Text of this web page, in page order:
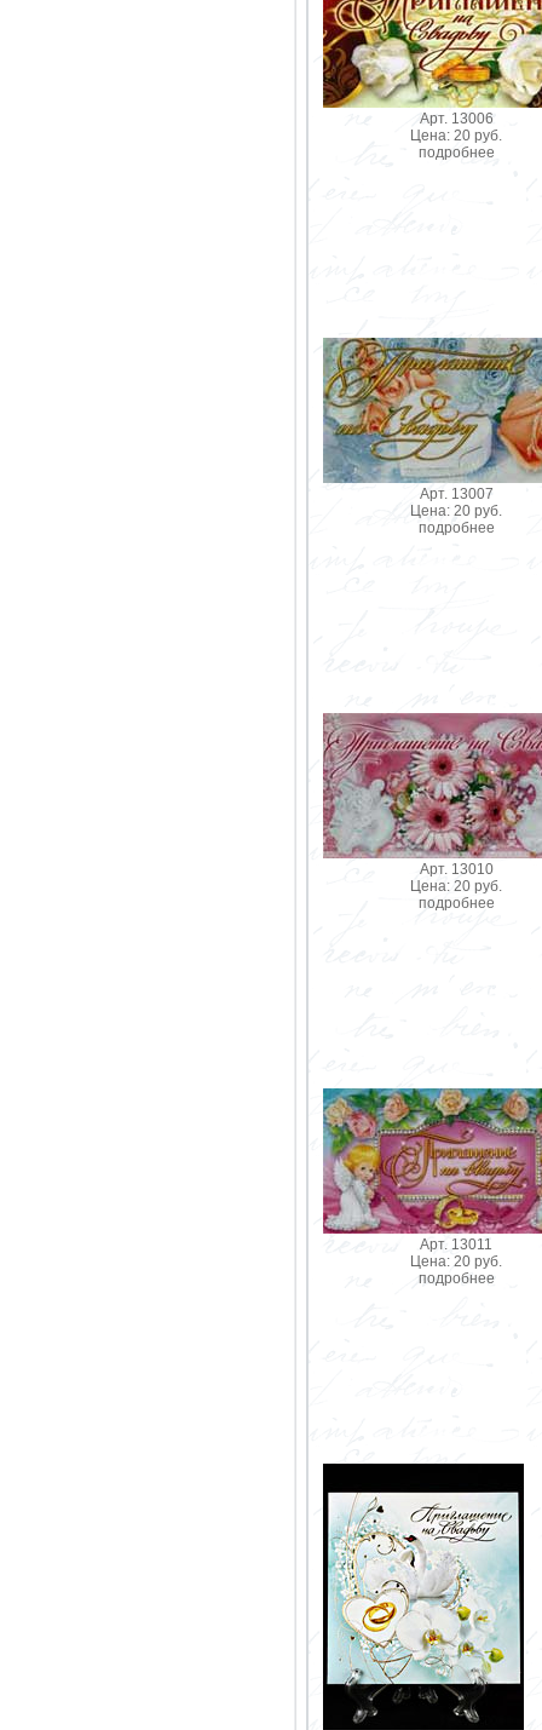
Арт. 13006
Цена: 20 руб.
подробнее
Арт. 13007
Цена: 20 руб.
подробнее
Арт. 13010
Цена: 20 руб.
подробнее
Арт. 13011
Цена: 20 руб.
подробнее